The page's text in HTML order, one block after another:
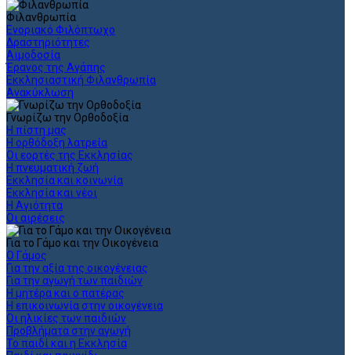
Φιλανθρωπία
Ενοριακό Φιλόπτωχο
Δραστηριότητες
Αιμοδοσία
Έρανος της Αγάπης
Εκκλησιαστική Φιλανθρωπία
Ανακύκλωση
Γνωρίζω την Ορθοδοξία
Η πίστη μας
Η ορθόδοξη λατρεία
Οι εορτές της Εκκλησίας
Η πνευματική ζωή
Εκκλησία και κοινωνία
Εκκλησία και νέοι
Η Αγιότητα
Οι αιρέσεις
Για το Γάμο και την Οικογένεια
Ο Γάμος
Για την αξία της οικογένειας
Για την αγωγή των παιδιών
Η μητέρα και ο πατέρας
Η επικοινωνία στην οικογένεια
Οι ηλικίες των παιδιών
Προβλήματα στην αγωγή
Το παιδί και η Εκκλησία